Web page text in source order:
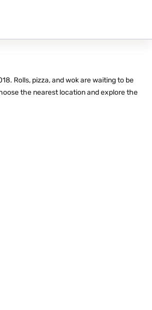
Rolls, pizza, and wok are waiting to be
the nearest location and explore the